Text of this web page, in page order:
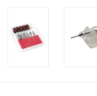
Nail Mist
Handcrème